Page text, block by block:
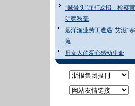
“贼骨头”屈打成招 检察官
明察秋毫
远洋渔业劳工遭遇“艾滋”寒
流
用女人的爱心感动生命